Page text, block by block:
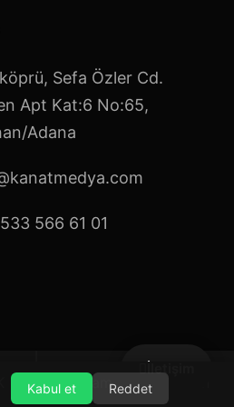
Sefa Özler Cd.
Apt Kat:6 No:65,
Adana
566 61 01
Instagram
İletişim
Kabul et Reddet